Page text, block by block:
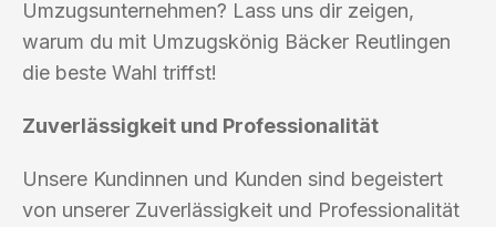
Umzugsunternehmen? Lass uns dir zeigen,
warum du mit Umzugskönig Bäcker Reutlingen
die beste Wahl triffst!
Zuverlässigkeit und Professionalität
Unsere Kundinnen und Kunden sind begeistert
von unserer Zuverlässigkeit und Professionalität